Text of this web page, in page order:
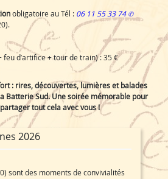
obligatoire au Tél : 06 11 55 33 74
d’artifice + tour de train) : 35 €
: rires, découvertes, lumières et balades
Batterie Sud. Une soirée mémorable pour
tout cela avec vous !
2026
sont des moments de convivialités